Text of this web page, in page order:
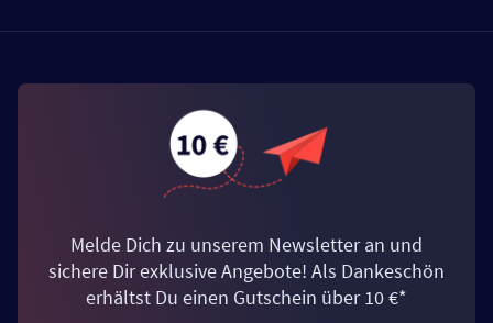
Melde Dich zu unserem Newsletter an und
sichere Dir exklusive Angebote! Als Dankeschön
erhältst Du einen Gutschein über 10 €*